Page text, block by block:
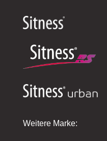
Weitere Marke: